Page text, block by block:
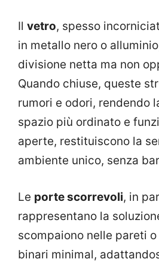
Il vetro, spesso
in metallo nero o
divisione netta ma non
Quando chiuse, queste
rumori e odori, rendendo
spazio più ordinato e
aperte, restituiscono la
ambiente unico, senza
Le porte scorrevoli, in
rappresentano la
scompaiono nelle pareti
binari minimal,